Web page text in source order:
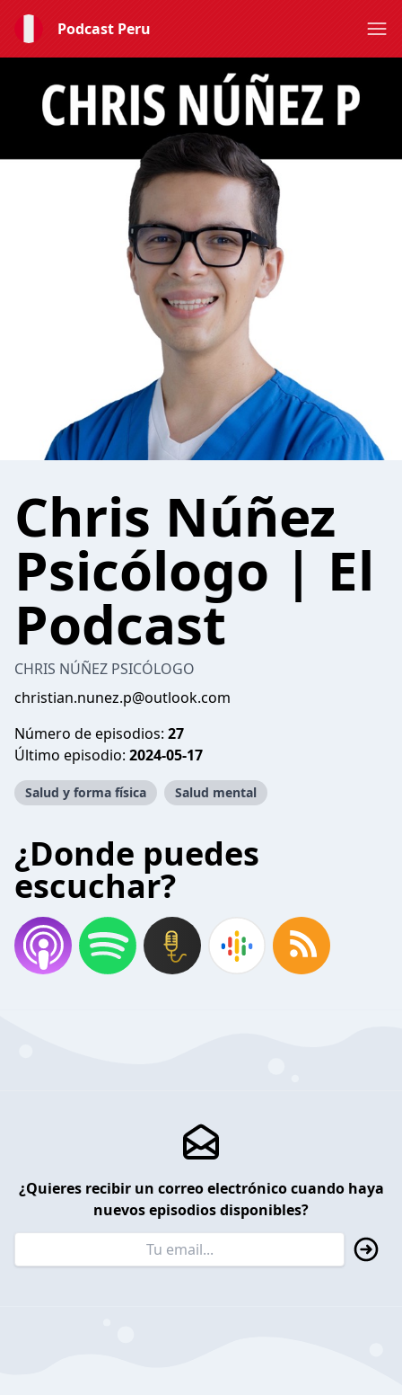
Podcast Peru
Chris Núñez
Psicólogo | El
Podcast
CHRIS NÚÑEZ PSICÓLOGO
christian.nunez.p@outlook.com
Número de episodios: 27
Último episodio: 2024-05-17
Salud y forma física Salud mental
¿Donde puedes
escuchar?
¿Quieres recibir un correo electrónico cuando haya
nuevos episodios disponibles?